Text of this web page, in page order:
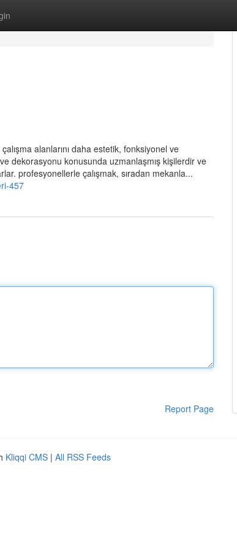
alanlarını daha estetik, fonksiyonel ve
dekorasyonu konusunda uzmanlaşmış kişilerdir ve
profesyonellerle çalışmak, sıradan mekanla...
457
Report Page
Kliqqi CMS | All RSS Feeds